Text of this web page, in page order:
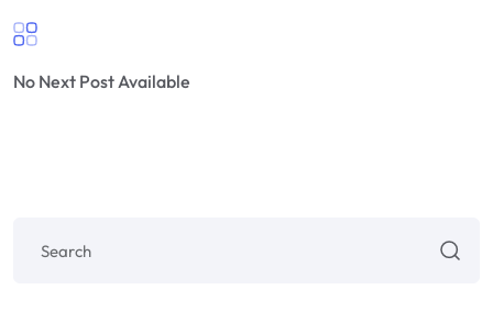
No Next Post Available